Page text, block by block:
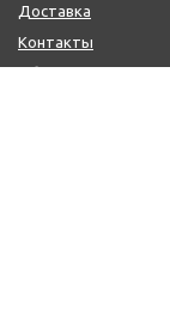
Доставка
Контакты
Обмен и возврат